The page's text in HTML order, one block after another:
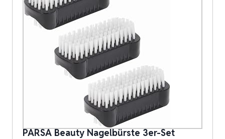
PARSA Beauty Nagelbürste 3er-Set